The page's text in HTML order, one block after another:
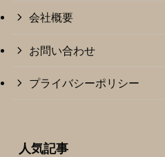
会社概要
お問い合わせ
プライバシーポリシー
人気記事